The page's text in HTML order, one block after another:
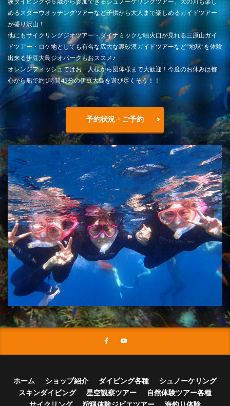
めるスターウオッチングツアーなど子供から大人まで楽しめるガイドツアー
が盛り沢山！
他にもサイクリングジオツアー・ダイナミックな噴火口が見れる三原山ガイ
ドツアー・ロケ地としても有名な広大な裏砂漠ガイドツアーなど”地球”を体験
出来る伊豆大島ジオパークもおススメ♪
オレンジフィッシュではお一人様から団体様まで大歓迎！今度のお休みは都
心から船で約1時間45分の伊豆大島を遊び尽くそう！！
予約状況・ご予約
ホーム ショップ紹介 ダイビング各種
シュノーケリング
スキンダイビング
星空観察ツアー
自然体験ツアー各種
サイクリング
狩猟体験ジビエツアー 海釣り体験